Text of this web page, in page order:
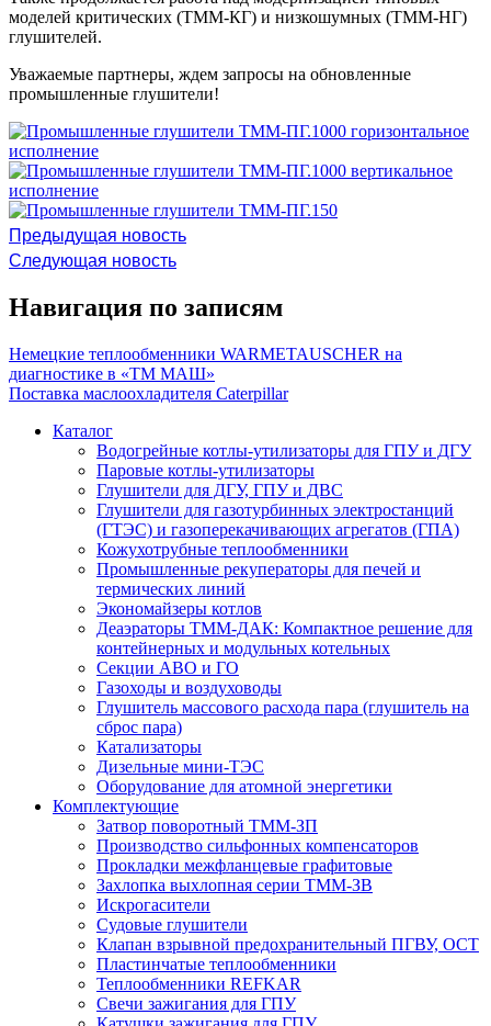
моделей критических (ТММ-КГ) и низкошумных (ТММ-НГ)
глушителей.
Уважаемые партнеры, ждем запросы на обновленные
промышленные глушители!
Предыдущая новость
Следующая новость
Навигация по записям
Немецкие теплообменники WARMETAUSCHER на
диагностике в «ТМ МАШ»
Поставка маслоохладителя Caterpillar
Каталог
Водогрейные котлы-утилизаторы для ГПУ и ДГУ
Паровые котлы-утилизаторы
Глушители для ДГУ, ГПУ и ДВС
Глушители для газотурбинных электростанций
(ГТЭС) и газоперекачивающих агрегатов (ГПА)
Кожухотрубные теплообменники
Промышленные рекуператоры для печей и
термических линий
Экономайзеры котлов
Деаэраторы ТММ-ДАК: Компактное решение для
контейнерных и модульных котельных
Секции АВО и ГО
Газоходы и воздуховоды
Глушитель массового расхода пара (глушитель на
сброс пара)
Катализаторы
Дизельные мини-ТЭС
Оборудование для атомной энергетики
Комплектующие
Затвор поворотный ТММ-ЗП
Производство сильфонных компенсаторов
Прокладки межфланцевые графитовые
Захлопка выхлопная серии ТММ-ЗВ
Искрогасители
Судовые глушители
Клапан взрывной предохранительный ПГВУ, ОСТ
Пластинчатые теплообменники
Теплообменники REFKAR
Свечи зажигания для ГПУ